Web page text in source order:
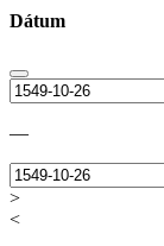
Dátum
—
>
<